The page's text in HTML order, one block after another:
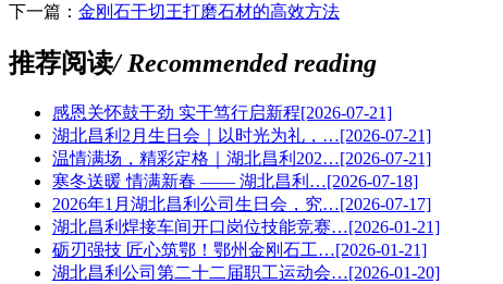
下一篇： 金刚石干切王打磨石材的高效方法
推荐阅读/ Recommended reading
感恩关怀鼓干劲 实干笃行启新程[2026-07-21]
湖北昌利2月生日会｜以时光为礼，…[2026-07-21]
温情满场，精彩定格｜湖北昌利202…[2026-07-21]
寒冬送暖 情满新春 —— 湖北昌利…[2026-07-18]
2026年1月湖北昌利公司生日会，究…[2026-07-17]
湖北昌利焊接车间开口岗位技能竞赛…[2026-01-21]
砺刃强技 匠心筑鄂！鄂州金刚石工…[2026-01-21]
湖北昌利公司第二十二届职工运动会…[2026-01-20]